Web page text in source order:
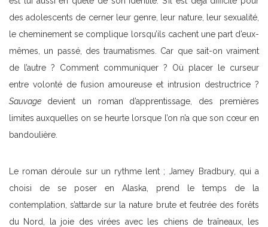
des adolescents de cerner leur genre, leur nature, leur sexualité,
le cheminement se complique lorsqu’ils cachent une part d’eux-
mêmes, un passé, des traumatismes. Car que sait-on vraiment
de l’autre ? Comment communiquer ? Où placer le curseur
entre volonté de fusion amoureuse et intrusion destructrice ?
Sauvage devient un roman d’apprentissage, des premières
limites auxquelles on se heurte lorsque l’on n’a que son cœur en
bandoulière.
Le roman déroule sur un rythme lent ; Jamey Bradbury, qui a
choisi de se poser en Alaska, prend le temps de la
contemplation, s’attarde sur la nature brute et feutrée des forêts
du Nord, la joie des virées avec les chiens de traîneaux, les